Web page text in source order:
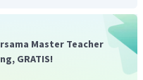
Master Teacher
GRATIS!